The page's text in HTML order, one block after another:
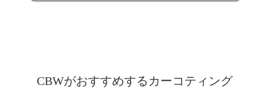
CBWがおすすめするカーコティング